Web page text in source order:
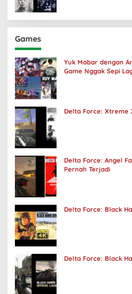
Games
Yuk Mabar dengan
Game Nggak Sepi
Delta Force: Xtreme
Delta Force: Angel
Pernah Terjadi
Delta Force: Black
Delta Force: Black